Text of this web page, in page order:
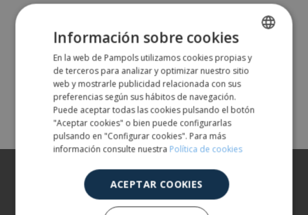
¿Para quién?
Carpinteros, trabajos de marquetería o instaladores
de muebles.
Comparte
Sobre nosotros
Nuestros productos
SPANISH
ENGLISH
Información sobre cookies
En la web de Pampols utilizamos cookies propias y
de terceros para analizar y optimizar nuestro sitio
web y mostrarle publicidad relacionada con sus
preferencias según sus hábitos de navegación.
Puede aceptar todas las cookies pulsando el botón
"Aceptar cookies" o bien puede configurarlas
pulsando en "Configurar cookies". Para más
información consulte nuestra Política de cookies
ACEPTAR COOKIES